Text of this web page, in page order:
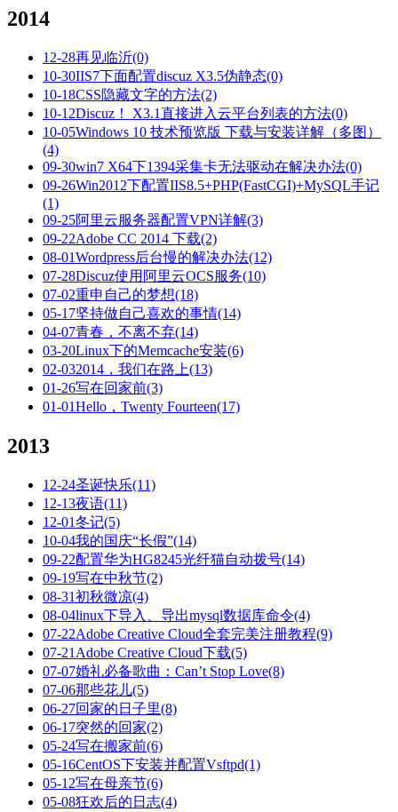
2014
12-28再见临沂(0)
10-30IIS7下面配置discuz X3.5伪静态(0)
10-18CSS隐藏文字的方法(2)
10-12Discuz！ X3.1直接进入云平台列表的方法(0)
10-05Windows 10 技术预览版 下载与安装详解（多图）
(4)
09-30win7 X64下1394采集卡无法驱动在解决办法(0)
09-26Win2012下配置IIS8.5+PHP(FastCGI)+MySQL手记
(1)
09-25阿里云服务器配置VPN详解(3)
09-22Adobe CC 2014 下载(2)
08-01Wordpress后台慢的解决办法(12)
07-28Discuz使用阿里云OCS服务(10)
07-02重申自己的梦想(18)
05-17坚持做自己喜欢的事情(14)
04-07青春，不离不弃(14)
03-20Linux下的Memcache安装(6)
02-032014，我们在路上(13)
01-26写在回家前(3)
01-01Hello，Twenty Fourteen(17)
2013
12-24圣诞快乐(11)
12-13夜语(11)
12-01冬记(5)
10-04我的国庆“长假”(14)
09-22配置华为HG8245光纤猫自动拨号(14)
09-19写在中秋节(2)
08-31初秋微凉(4)
08-04linux下导入、导出mysql数据库命令(4)
07-22Adobe Creative Cloud全套完美注册教程(9)
07-21 Adobe Creative Cloud下载(5)
07-07婚礼必备歌曲：Can’t Stop Love(8)
07-06那些花儿(5)
06-27回家的日子里(8)
06-17突然的回家(2)
05-24写在搬家前(6)
05-16CentOS下安装并配置Vsftpd(1)
05-12写在母亲节(6)
05-08狂欢后的日志(4)